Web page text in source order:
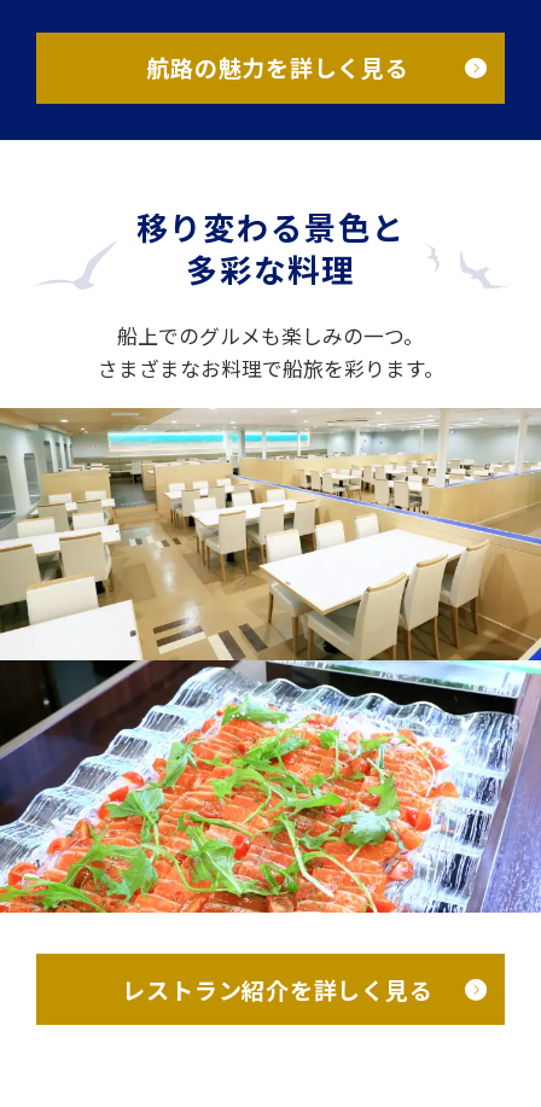
航路の魅力を詳しく見る
移り変わる景色と
多彩な料理
船上でのグルメも楽しみの一つ。
さまざまなお料理で船旅を彩ります。
レストラン紹介を詳しく見る